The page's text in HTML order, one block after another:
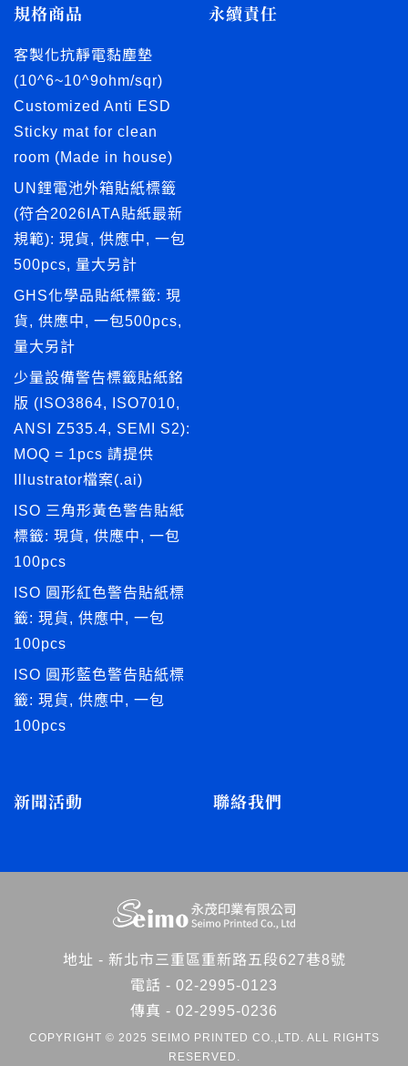
規格商品
客製化抗靜電黏塵墊
(10^6~10^9ohm/sqr)
Customized Anti ESD
Sticky mat for clean
room (Made in house)
UN鋰電池外箱貼紙標籤
(符合2026IATA貼紙最新
規範): 現貨, 供應中, 一包
500pcs, 量大另計
GHS化學品貼紙標籤: 現
貨, 供應中, 一包500pcs,
量大另計
少量設備警告標籤貼紙銘
版 (ISO3864, ISO7010,
ANSI Z535.4, SEMI S2):
MOQ = 1pcs 請提供
Illustrator檔案(.ai)
ISO 三角形黃色警告貼紙
標籤: 現貨, 供應中, 一包
100pcs
ISO 圓形紅色警告貼紙標
籤: 現貨, 供應中, 一包
100pcs
ISO 圓形藍色警告貼紙標
籤: 現貨, 供應中, 一包
100pcs
永續責任
新聞活動 聯絡我們
地址 - 新北市三重區重新路五段627巷8號
電話 - 02-2995-0123
傳真 - 02-2995-0236
COPYRIGHT © 2025 SEIMO PRINTED CO.,LTD. ALL RIGHTS
RESERVED.